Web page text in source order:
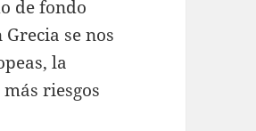
de fondo
se nos
la
riesgos